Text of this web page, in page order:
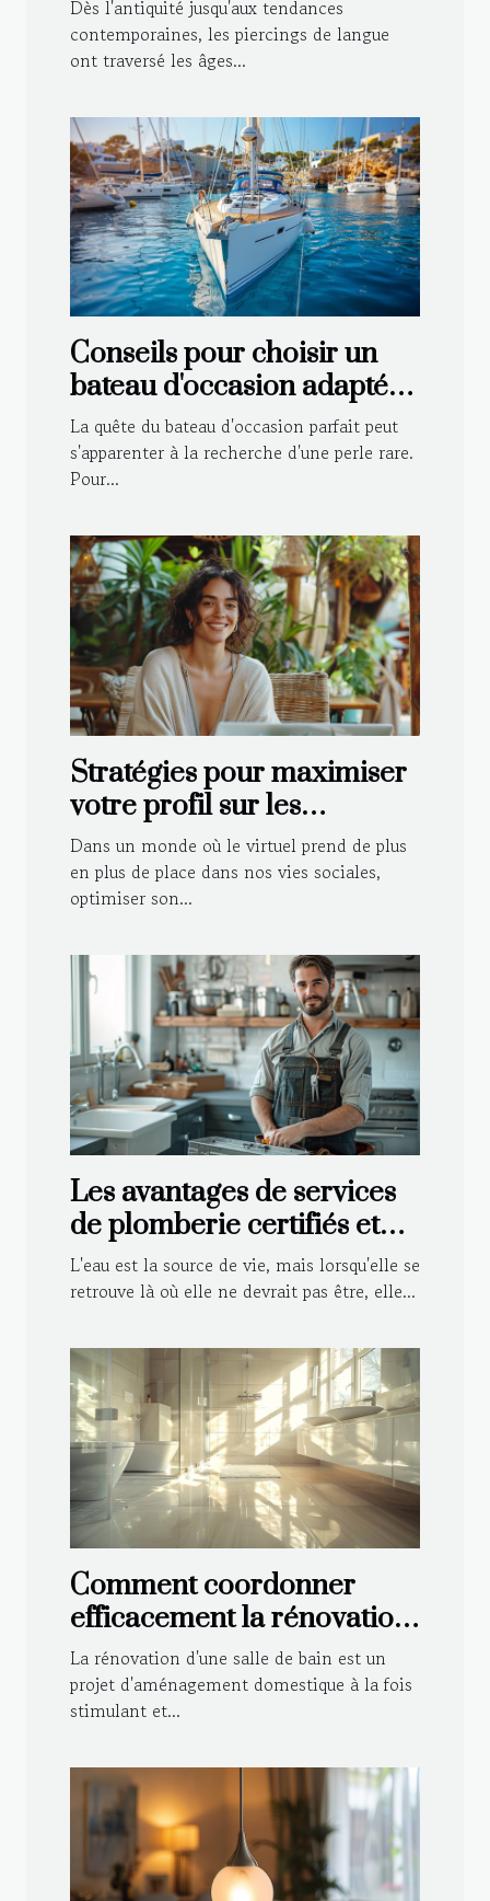
Dès l'antiquité jusqu'aux tendances
contemporaines, les piercings de langue
ont traversé les âges...
Conseils pour choisir un
bateau d'occasion adapté à
vos besoins
La quête du bateau d'occasion parfait peut
s'apparenter à la recherche d'une perle rare.
Pour...
Stratégies pour maximiser
votre profil sur les
plateformes de rencontre
Dans un monde où le virtuel prend de plus
en plus de place dans nos vies sociales,
optimiser son...
Les avantages de services
de plomberie certifiés et
agréés par les assurances
L'eau est la source de vie, mais lorsqu'elle se
retrouve là où elle ne devrait pas être, elle...
Comment coordonner
efficacement la rénovation
de votre salle de bain
La rénovation d'une salle de bain est un
projet d'aménagement domestique à la fois
stimulant et...